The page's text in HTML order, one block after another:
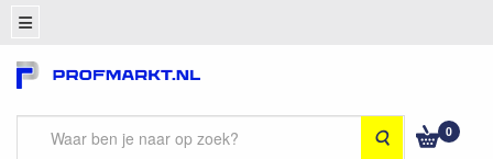
Zoeken 0